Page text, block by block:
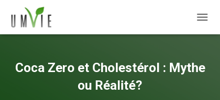
Coca Zero et Cholestérol : Mythe
ou Réalité?